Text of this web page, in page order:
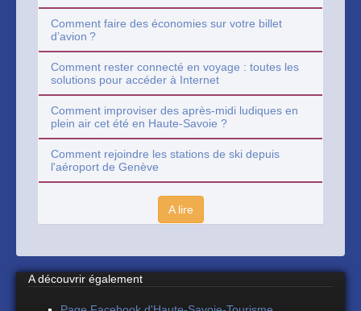
Comment faire des économies sur votre billet
d’avion ?
Comment rester connecté en voyage : toutes les
solutions pour accéder à Internet
Comment improviser des après-midi ludiques en
plein air cet été en Haute-Savoie ?
Comment rejoindre les stations de ski depuis
l'aéroport de Genève
A lire
A découvrir également